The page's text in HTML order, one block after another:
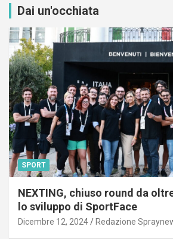
Dai un'occhiata
SPORT
NEXTING, chiuso round da
lo sviluppo di SportFace
Dicembre 12, 2024 Redazione